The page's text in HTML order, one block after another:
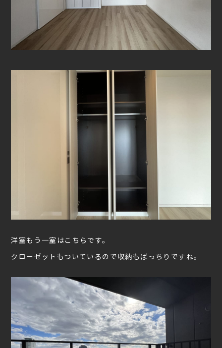
洋室もう一室はこちらです。
クローゼットもついているので収納もばっちりですね。